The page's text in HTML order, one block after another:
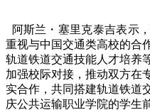
阿斯兰・塞里克泰吉表示
重视与中国交通类高校的合
轨道铁道交通技能人才培养
加强校际对接，推动双方在
实合作，共同搭建轨道铁道
庆公共运输职业学院的学生